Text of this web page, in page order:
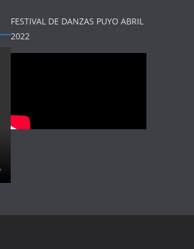
FESTIVAL DE DANZAS PUYO ABRIL
2022